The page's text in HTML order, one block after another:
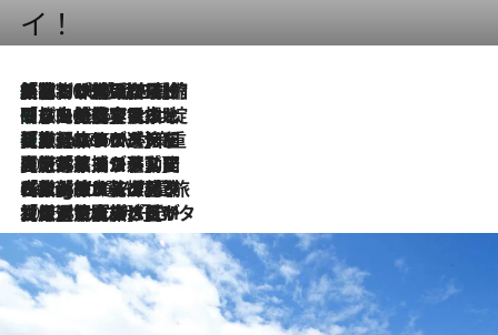
イ！
2026.8.6
「荷物が増えるほど旅ストレスは増す」美容ジャーナリストがたどり着いた最終結論。“化粧品を劇的に減らす”感動の凝縮美容とは
2026.8.6
「旅先には金髪ウィッグを持参」日本と同じメイクでは損してる!? 美容ジャーナリストが提案する“掟破りの旅美容”とは
2026.8.6
【厳選旅コスメ】「身軽さ＆UV対策重視！」ヘアアーティストshucoが選んだ夏旅ベストコスメを発表【Mサイズジップ】
2026.8.5
【厳選旅コスメ】国内をあちこち移動する河井菜摘が選んだ夏旅ベストコスメ発表！「リラックスアイテムはマスト」【Mサイズジップ】
2026.8.4
【厳選旅コスメ】「紫外線＆乾燥対策しながらメイク感も！」ヘア＆メイクGeorgeが選んだ夏旅ベストコスメを発表！【Mサイズジップ】
2026.8.3
【厳選旅コスメ】「保湿もタイパ重視！」“サウナ好き”タレント清水みさとが愛用する夏旅ベストコスメを発表！【Mサイズジップ】